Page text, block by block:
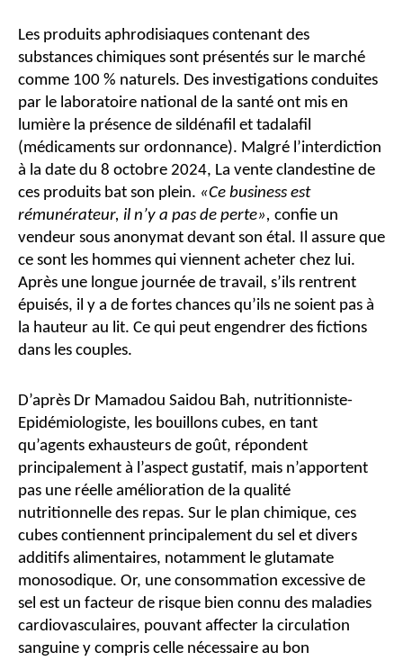
Les produits aphrodisiaques contenant des
substances chimiques sont présentés sur le marché
comme 100 % naturels. Des investigations conduites
par le laboratoire national de la santé ont mis en
lumière la présence de sildénafil et tadalafil
(médicaments sur ordonnance). Malgré l’interdiction
à la date du 8 octobre 2024, La vente clandestine de
ces produits bat son plein. «Ce business est
rémunérateur, il n’y a pas de perte», confie un
vendeur sous anonymat devant son étal. Il assure que
ce sont les hommes qui viennent acheter chez lui.
Après une longue journée de travail, s’ils rentrent
épuisés, il y a de fortes chances qu’ils ne soient pas à
la hauteur au lit. Ce qui peut engendrer des fictions
dans les couples.
D’après Dr Mamadou Saidou Bah, nutritionniste-
Epidémiologiste, les bouillons cubes, en tant
qu’agents exhausteurs de goût, répondent
principalement à l’aspect gustatif, mais n’apportent
pas une réelle amélioration de la qualité
nutritionnelle des repas. Sur le plan chimique, ces
cubes contiennent principalement du sel et divers
additifs alimentaires, notamment le glutamate
monosodique. Or, une consommation excessive de
sel est un facteur de risque bien connu des maladies
cardiovasculaires, pouvant affecter la circulation
sanguine y compris celle nécessaire au bon